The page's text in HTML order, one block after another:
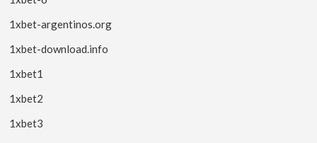
1xbet-argentinos.org
1xbet-download.info
1xbet1
1xbet2
1xbet3